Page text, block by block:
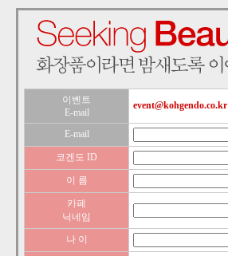
이벤트
E-mail
event@kohgendo.co.kr
E-mail
코겐도 ID
이 름
카페
닉네임
나 이